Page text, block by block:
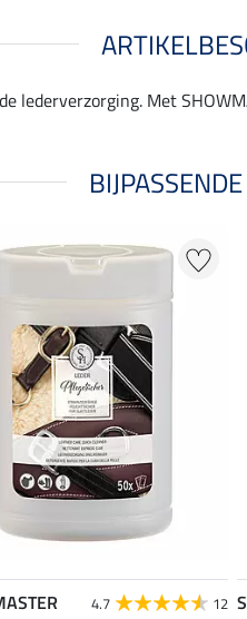
lederverzorging. Met
4.7 12